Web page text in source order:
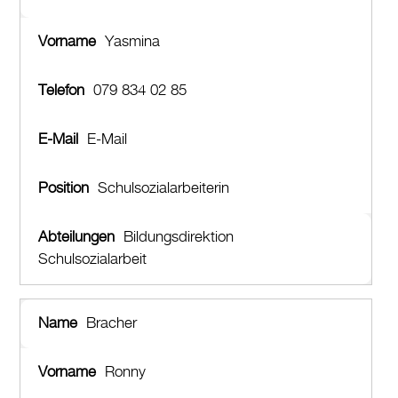
Yasmina
079 834 02 85
E-Mail
Schulsozialarbeiterin
Bildungsdirektion
Schulsozialarbeit
Bracher
Ronny